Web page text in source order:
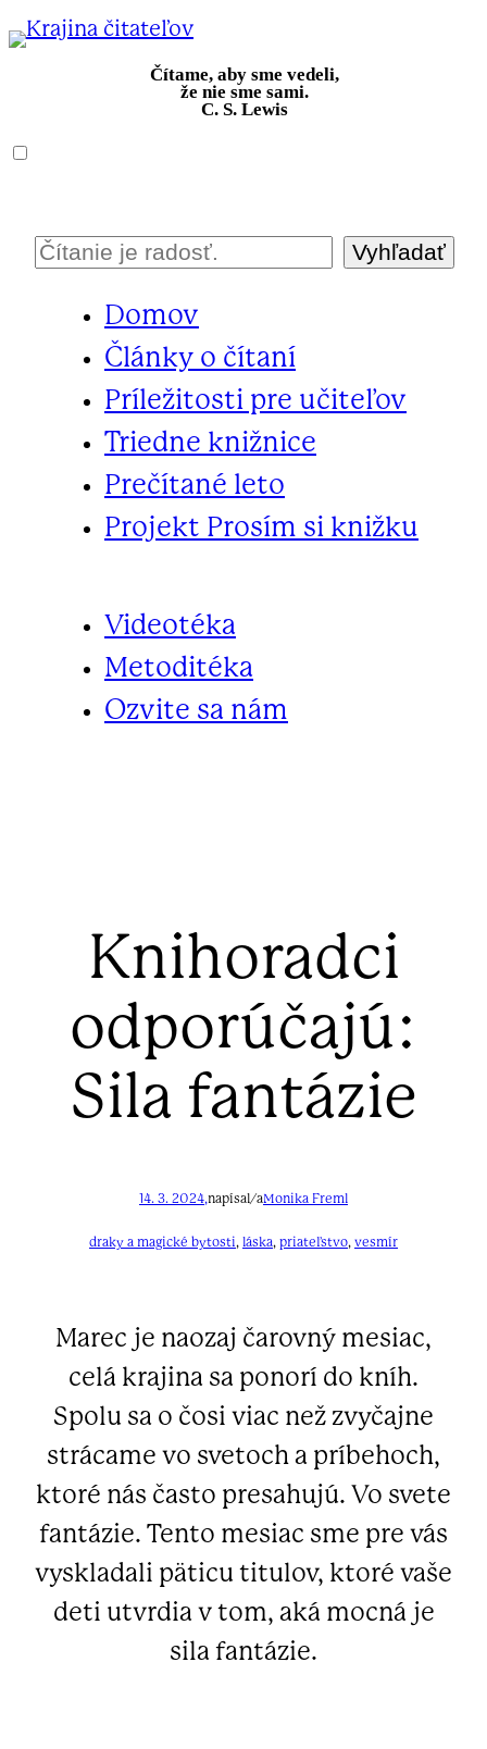
Prejsť
Čítame, aby sme vedeli,
že nie sme sami.
C. S. Lewis
H
Vyhľadať
Domov
Články o čítaní
Príležitosti pre učiteľov
Triedne knižnice
Prečítané leto
Projekt Prosím si knižku
Videotéka
Metoditéka
Ozvite sa nám
Knihoradci
odporúčajú:
Sila fantázie
14. 3. 2024,napísal/aMonika Freml
draky a magické bytosti, láska, priateľstvo, vesmír
Marec je naozaj čarovný mesiac,
celá krajina sa ponorí do kníh.
Spolu sa o čosi viac než zvyčajne
strácame vo svetoch a príbehoch,
ktoré nás často presahujú. Vo svete
fantázie. Tento mesiac sme pre vás
vyskladali päticu titulov, ktoré vaše
deti utvrdia v tom, aká mocná je
sila fantázie.